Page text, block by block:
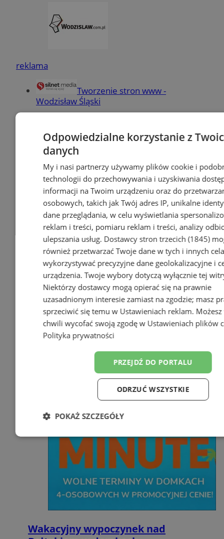
reklama
Tworzenie stron www -
Wodzisław Śląski
reklama
Ogłoszenia
Wakacyjny wypoczynek nad
Odpowiedzialne korzystanie z
danych
My i nasi partnerzy używamy plików cookie i
technologii do przechowywania i uzyskiwania
informacji na Twoim urządzeniu oraz do
osobowych, takich jak Twój adres IP, unikalne
dane przeglądania, w celu wyświetlania
reklam i treści, pomiaru reklam i treści, analizy
ulepszania usług. Dostawcy stron trzecich (1845)
również przetwarzać Twoje dane w tych i innych
wykorzystywać precyzyjne dane geolokalizacyjne i
urządzenia. Twoje wybory dotyczą wyłącznie tej
Niektórzy dostawcy mogą opierać się na prawnie
uzasadnionym interesie zamiast na zgodzie; masz
sprzeciwić się temu w Ustawieniach reklam.
chwili wycofać swoją zgodę w Ustawieniach plików
Polityka prywatności
PRZEJDŹ DO PORTALU
ODRZUĆ WSZYSTKIE
POKAŻ SZCZEGÓŁY
Niezbędne Wydajność
Funkcjonalność